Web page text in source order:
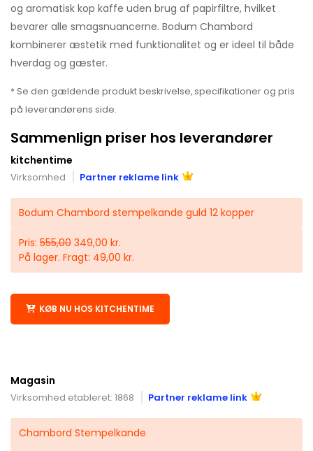
og aromatisk kop kaffe uden brug af papirfiltre, hvilket
bevarer alle smagsnuancerne. Bodum Chambord
kombinerer æstetik med funktionalitet og er ideel til både
hverdag og gæster.
* Se den gældende produkt beskrivelse, specifikationer og pris
på leverandørens side.
Sammenlign priser hos leverandører
kitchentime
Virksomhed Partner reklame link
Bodum Chambord stempelkande guld 12 kopper
Pris: 555,00 349,00 kr.
På lager. Fragt: 49,00 kr.
KØB NU HOS KITCHENTIME
Magasin
Virksomhed etableret: 1868 Partner reklame link
Chambord Stempelkande